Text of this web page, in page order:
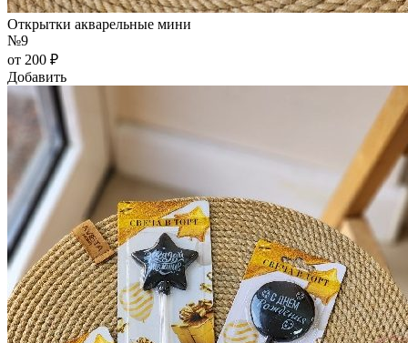
Открытки акварельные мини
№9
от 200 ₽
Добавить